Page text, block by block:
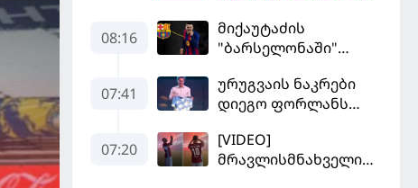
08:16
მიქაუტაძის
"ბარსელონაში"
უფრო რეალური
ხდება - რაზე ესაუბრა
კატალონიელთა
მთავარ მწვრთნელს
07:41
ურუგვაის ნაკრები
დიეგო ფორლანს
07:20
[VIDEO]
მრავლისმნახველი